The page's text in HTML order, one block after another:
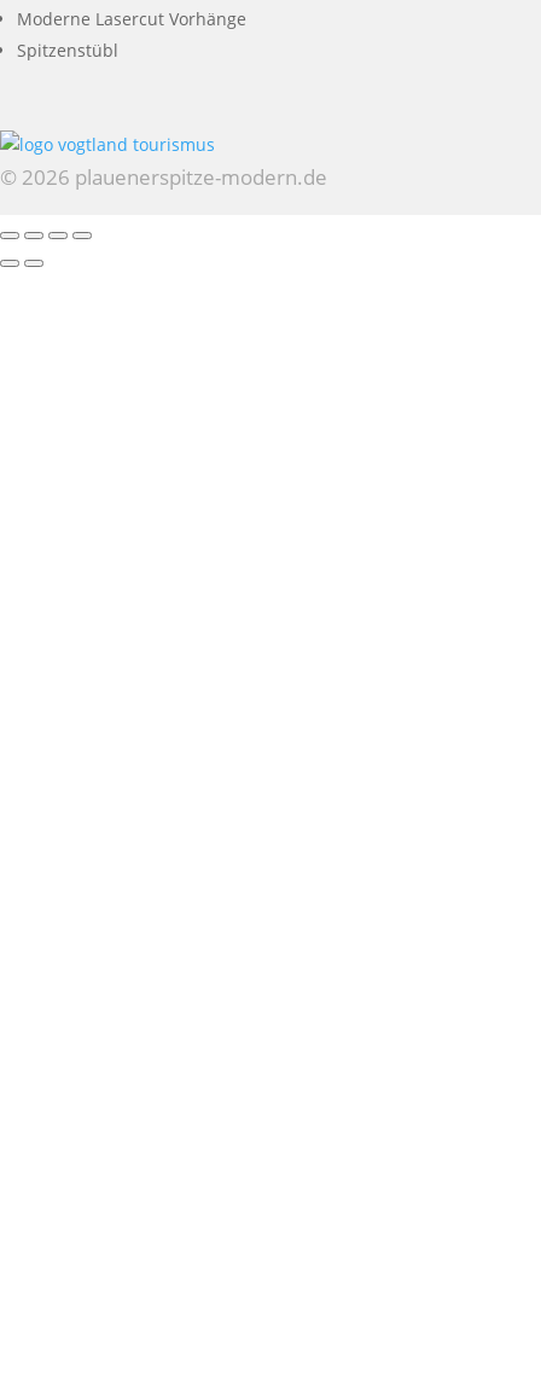
Moderne Lasercut Vorhänge
Spitzenstübl
© 2026 plauenerspitze-modern.de